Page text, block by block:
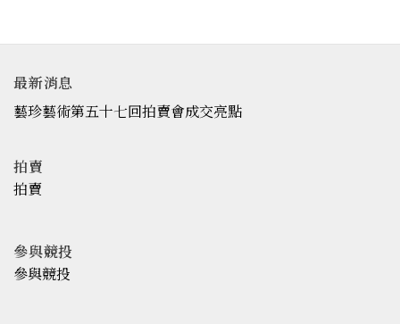
最新消息
藝珍藝術第五十七回拍賣會成交亮點
拍賣
拍賣
參與競投
參與競投